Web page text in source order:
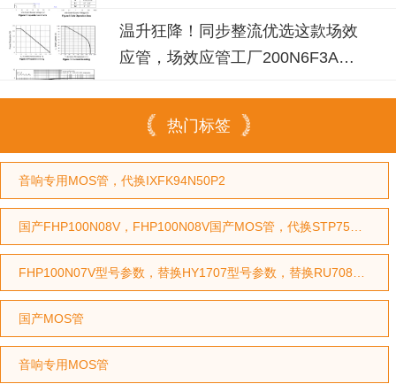
温升狂降！同步整流优选这款场效
应管，场效应管工厂200N6F3A可
热门标签
音响专用MOS管，代换IXFK94N50P2
国产MOS管
音响专用MOS管